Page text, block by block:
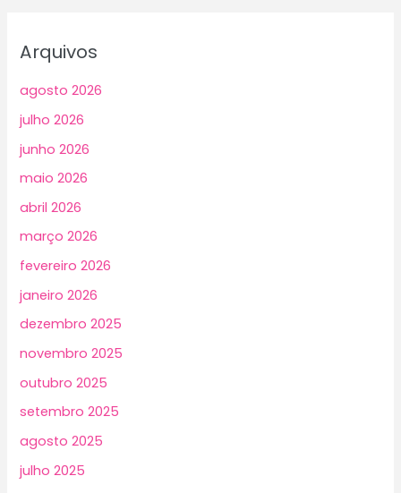
Arquivos
agosto 2026
julho 2026
junho 2026
maio 2026
abril 2026
março 2026
fevereiro 2026
janeiro 2026
dezembro 2025
novembro 2025
outubro 2025
setembro 2025
agosto 2025
julho 2025